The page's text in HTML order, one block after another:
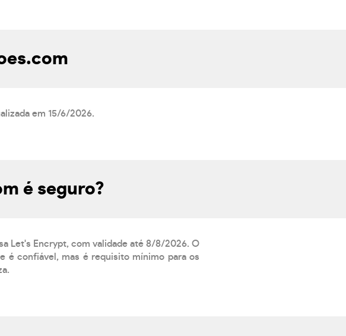
em 15/6/2026.
é seguro?
Let's Encrypt, com validade até 8/8/2026. O
é confiável, mas é requisito mínimo para os